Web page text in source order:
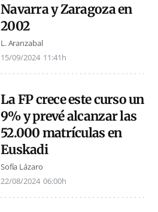
Navarra y Zaragoza en
2002
L. Aranzabal
15/09/2024 11:41h
La FP crece este curso un
9% y prevé alcanzar las
52.000 matrículas en
Euskadi
Sofía Lázaro
22/08/2024 06:00h